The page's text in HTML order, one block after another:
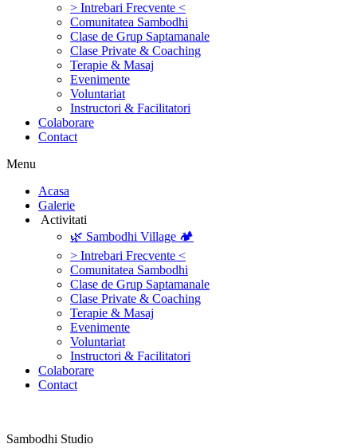
> Intrebari Frecvente <
Comunitatea Sambodhi
Clase de Grup Saptamanale
Clase Private & Coaching
Terapie & Masaj
‎Evenimente
Voluntariat
‏‏‎Instructori & Facilitatori
Colaborare
Contact
Menu
‎Acasa
Galerie
‎ ‎Activitati‎
🌿 Sambodhi Village 🏕️
> Intrebari Frecvente <
Comunitatea Sambodhi
Clase de Grup Saptamanale
Clase Private & Coaching
Terapie & Masaj
‎Evenimente
Voluntariat
‏‏‎Instructori & Facilitatori
Colaborare
Contact
Sambodhi Studio